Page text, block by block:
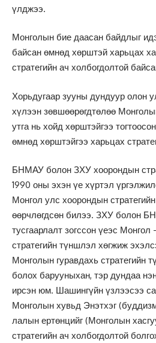
үлджээ.
Монголын бие даасан байдлыг
байсан өмнөд хөрштэй харьцах
стратегийн ач холбогдолтой
Хорьдугаар зууны дундуур олон
хүлээн зөвшөөрөгдтөлөө
утга нь хойд хөрштэйгээ
өмнөд хөрштэйгээ харьцах
БНМАУ болон ЗХУ хоорондын
1990 оны эхэн үе хүртэл
Монгол улс хоорондын
өөрчлөгдсөн билээ. ЗХУ болон
тусгаарлалт зогссон үеэс
стратегийн түншлэл хөгжиж
Монголын гуравдахь стратегийн
болох барууныхан, тэр дундаа
ирсэн юм. Шашингүйн үзлээсээ
Монголын хувьд Энэтхэг
лалын ертөнцийг (Монголын
стратегийн ач холбогдолтой